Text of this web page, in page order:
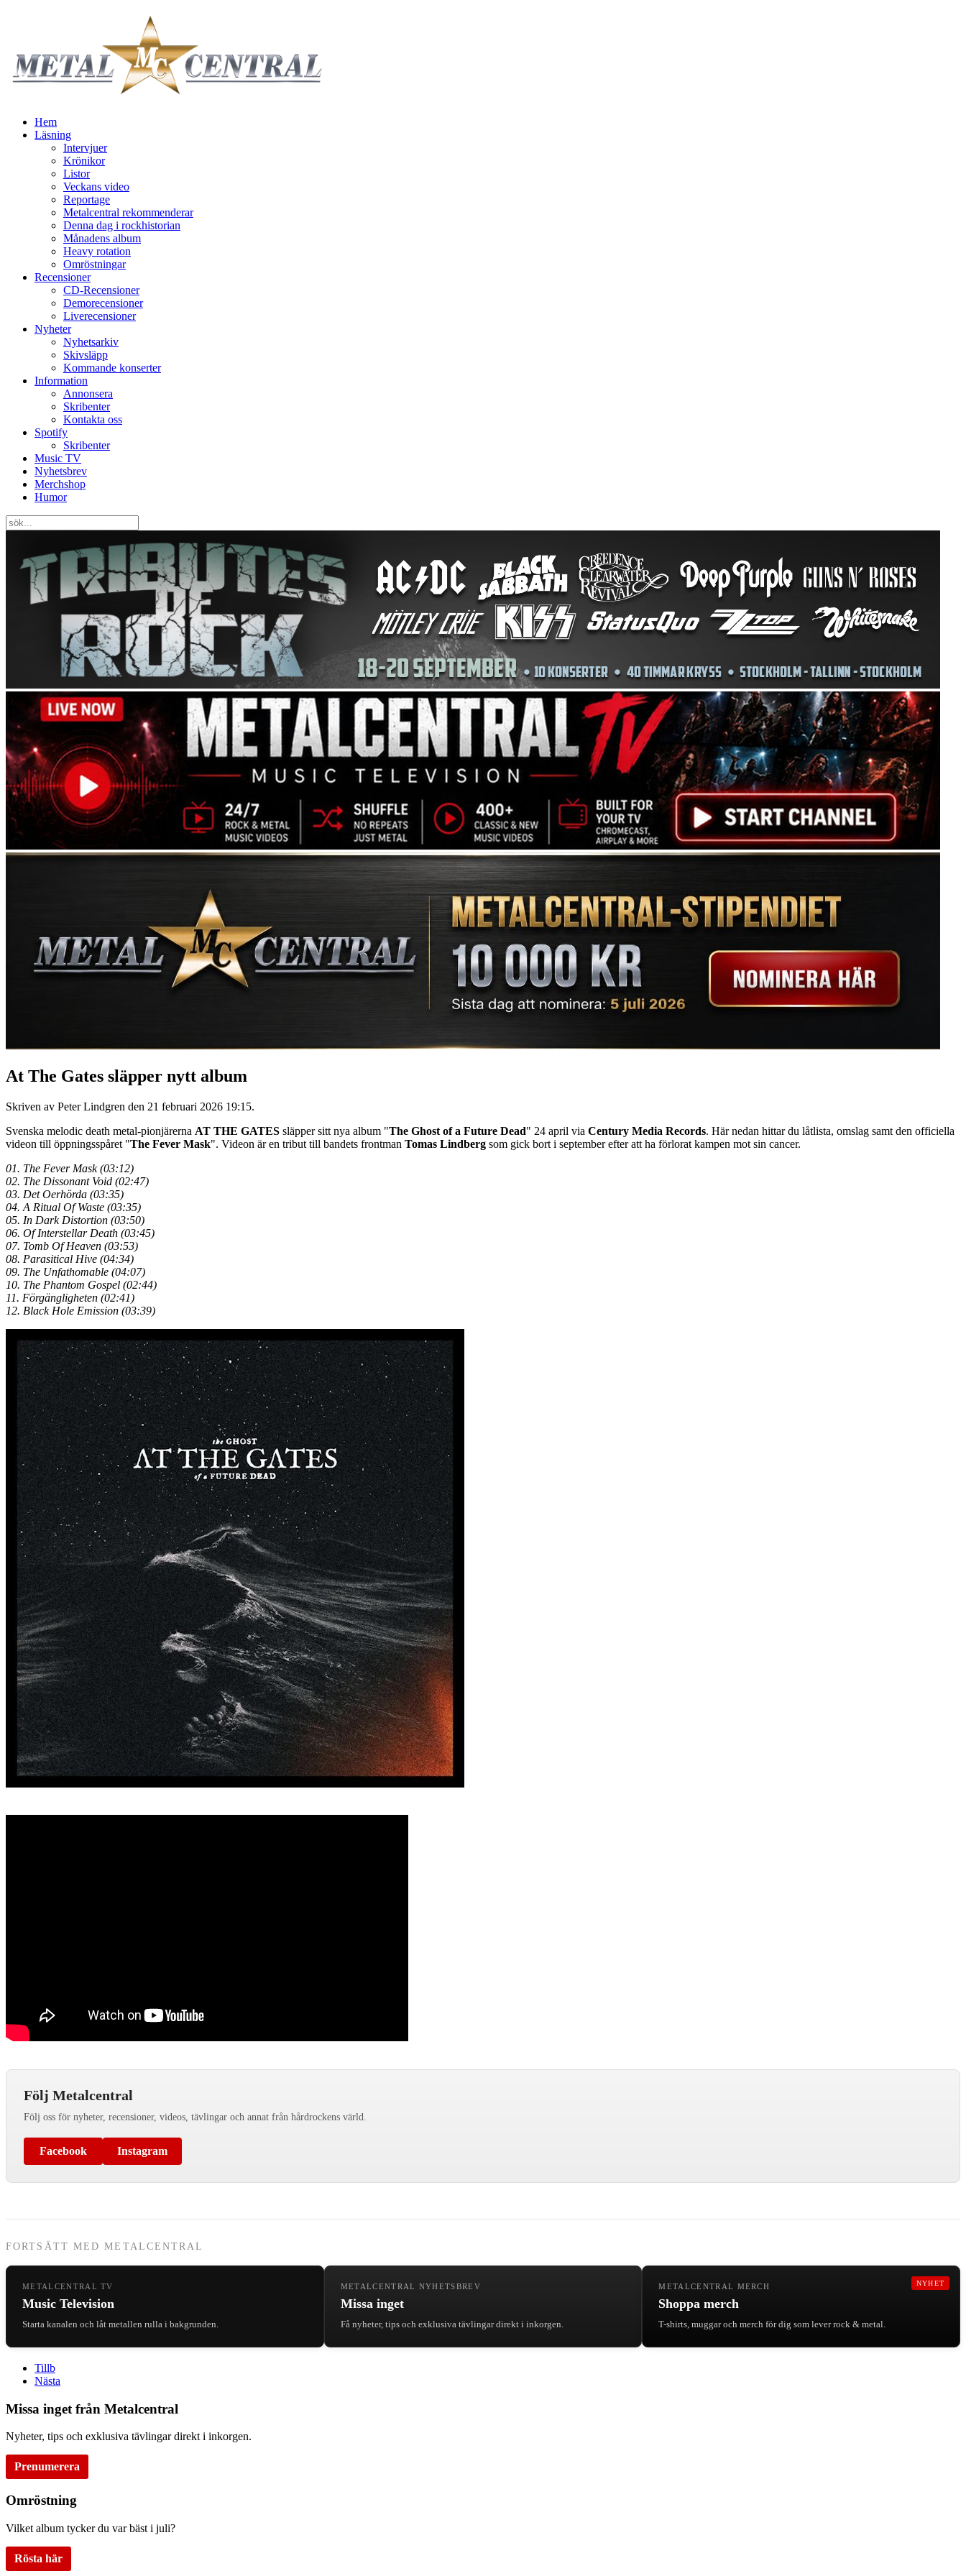
Hem
Läsning
Intervjuer
Krönikor
Listor
Veckans video
Reportage
Metalcentral rekommenderar
Denna dag i rockhistorian
Månadens album
Heavy rotation
Omröstningar
Recensioner
CD-Recensioner
Demorecensioner
Liverecensioner
Nyheter
Nyhetsarkiv
Skivsläpp
Kommande konserter
Information
Annonsera
Skribenter
Kontakta oss
Spotify
Skribenter
Music TV
Nyhetsbrev
Merchshop
Humor
At The Gates släpper nytt album
Skriven av Peter Lindgren den 21 februari 2026 19:15.
Svenska melodic death metal-pionjärerna AT THE GATES släpper sitt nya album "The Ghost of a Future Dead" 24 april via Century Media Records. Här nedan hittar du låtlista, omslag samt den officiella
videon till öppningsspåret "The Fever Mask". Videon är en tribut till bandets frontman Tomas Lindberg som gick bort i september efter att ha förlorat kampen mot sin cancer.
01. The Fever Mask (03:12)
02. The Dissonant Void (02:47)
03. Det Oerhörda (03:35)
04. A Ritual Of Waste (03:35)
05. In Dark Distortion (03:50)
06. Of Interstellar Death (03:45)
07. Tomb Of Heaven (03:53)
08. Parasitical Hive (04:34)
09. The Unfathomable (04:07)
10. The Phantom Gospel (02:44)
11. Förgängligheten (02:41)
12. Black Hole Emission (03:39)
Följ Metalcentral
Följ oss för nyheter, recensioner, videos, tävlingar och annat från hårdrockens värld.
Facebook Instagram
FORTSÄTT MED METALCENTRAL
METALCENTRAL TV
Music Television
Starta kanalen och låt metallen rulla i bakgrunden.
METALCENTRAL NYHETSBREV
Missa inget
Få nyheter, tips och exklusiva tävlingar direkt i inkorgen.
NYHET
METALCENTRAL MERCH
Shoppa merch
T-shirts, muggar och merch för dig som lever rock & metal.
Tillb
Nästa
Missa inget från Metalcentral
Nyheter, tips och exklusiva tävlingar direkt i inkorgen.
Prenumerera
Omröstning
Vilket album tycker du var bäst i juli?
Rösta här